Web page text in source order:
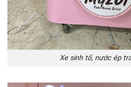
Xe sinh tố, nước ép